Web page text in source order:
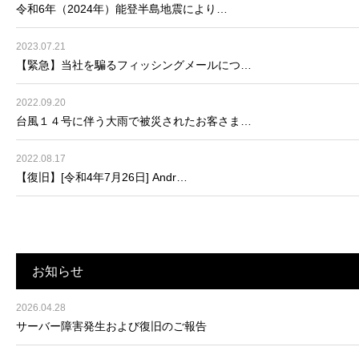
令和6年（2024年）能登半島地震により…
2023.07.21
【緊急】当社を騙るフィッシングメールにつ…
2022.09.20
台風１４号に伴う大雨で被災されたお客さま…
2022.08.17
【復旧】[令和4年7月26日] Andr…
お知らせ
2026.04.28
サーバー障害発生および復旧のご報告